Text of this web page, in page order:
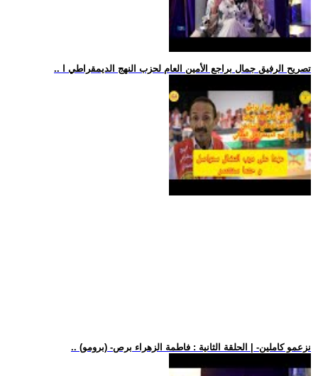
.. تصريح الرفيق جمال براجع الأمين العام لحزب النهج الديمقراطي ا
.. (برومو) -نزعمو كاملين- | الحلقة الثانية : فاطمة الزهراء برص